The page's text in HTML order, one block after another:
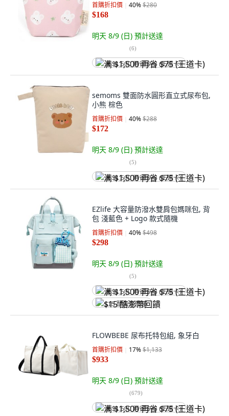
首購折扣價 40%$280
$168
明天 8/9 (日) 預計送達
(6)
满 $1,500 再省 $75 (王道卡)
semoms 雙面防水圓形直立式尿布包,
小熊 棕色
首購折扣價 40%$288
$172
明天 8/9 (日) 預計送達
(5)
满 $1,500 再省 $75 (王道卡)
EZlife 大容量防潑水雙肩包媽咪包, 背
包 淺藍色 + Logo 款式隨機
首購折扣價 40%$498
$298
明天 8/9 (日) 預計送達
(5)
满 $1,500 再省 $75 (王道卡)
$15 酷澎幣回饋
FLOWBEBE 尿布托特包組, 象牙白
首購折扣價 17%$1,133
$933
明天 8/9 (日) 預計送達
(679)
满 $1,500 再省 $75 (王道卡)